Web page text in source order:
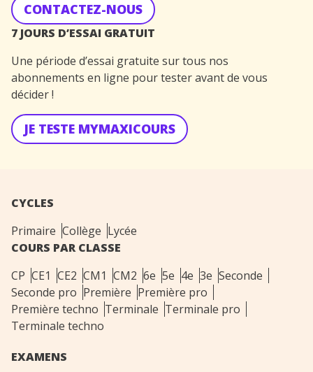
CONTACTEZ-NOUS
7 JOURS D’ESSAI GRATUIT
Une période d’essai gratuite sur tous nos
abonnements en ligne pour tester avant de vous
décider !
JE TESTE MYMAXICOURS
CYCLES
Primaire Collège Lycée
COURS PAR CLASSE
CP CE1 CE2 CM1 CM2 6e 5e 4e 3e Seconde
Seconde pro Première Première pro
Première techno Terminale Terminale pro
Terminale techno
EXAMENS